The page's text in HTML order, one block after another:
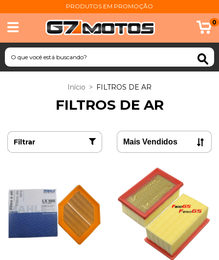
PRODUTOS EM PROMOÇÃO
0
Início > FILTROS DE AR
FILTROS DE AR
Filtrar